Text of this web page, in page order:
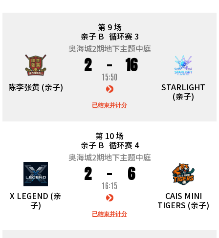
第 9 场
亲子 B 循环赛 3
奥海城2期地下主题中庭
陈李张黄 (亲子)
2 16
15:50
已结束并计分
STARLIGHT
(亲子)
第 10 场
亲子 B 循环赛 4
奥海城2期地下主题中庭
X LEGEND (亲
子)
2 6
16:15
已结束并计分
CAIS MINI
TIGERS (亲子)